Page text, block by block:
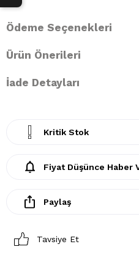
Ödeme Seçenekleri
Ürün Önerileri
İade Detayları
Kritik Stok
Fiyat Düşünce Haber
Paylaş
Tavsiye Et